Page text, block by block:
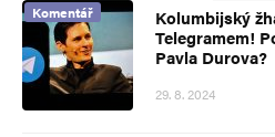
Komentář
Kolumbijský
Telegramem!
Pavla Durova?
29. 8. 2024